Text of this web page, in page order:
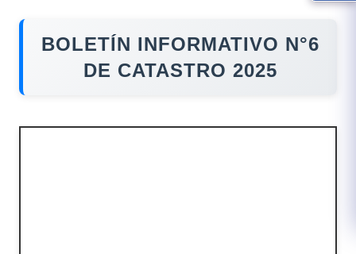
BOLETÍN INFORMATIVO N°6
DE C​ATASTRO 2025​​​